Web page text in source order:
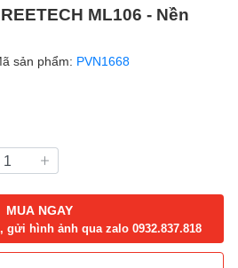
ML106 - Nền
sản phẩm: PVN1668
MUA NGAY
hình ảnh qua zalo 0932.837.818